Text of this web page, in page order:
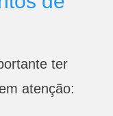
ter
atenção: